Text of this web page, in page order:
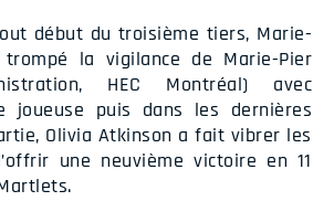
début du troisième tiers, Marie-
la vigilance de Marie-Pier
HEC Montréal) avec
joueuse puis dans les dernières
Olivia Atkinson a fait vibrer les
une neuvième victoire en 11